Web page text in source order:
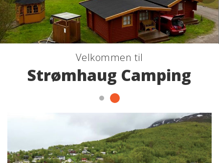
Velkommen til
Strømhaug Camping